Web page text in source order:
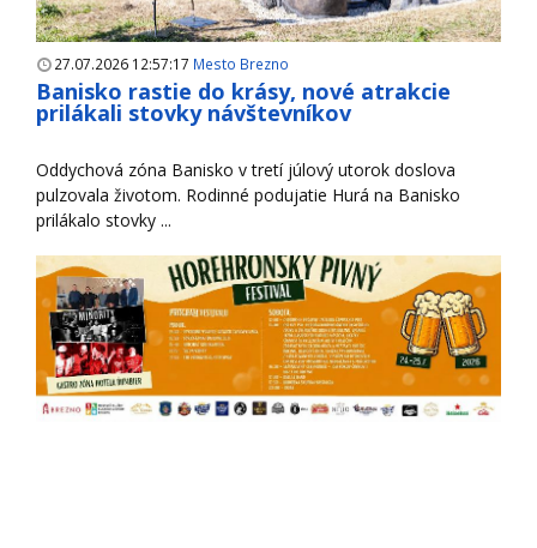
27.07.2026 12:57:17 Mesto Brezno
Banisko rastie do krásy, nové atrakcie
prilákali stovky návštevníkov
Oddychová zóna Banisko v tretí júlový utorok doslova
pulzovala životom. Rodinné podujatie Hurá na Banisko
prilákalo stovky ...